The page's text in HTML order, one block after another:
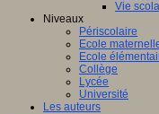
Vie
Niveaux
Périscolaire
Ecole
Ecole
Collège
Lycée
Université
Les auteurs